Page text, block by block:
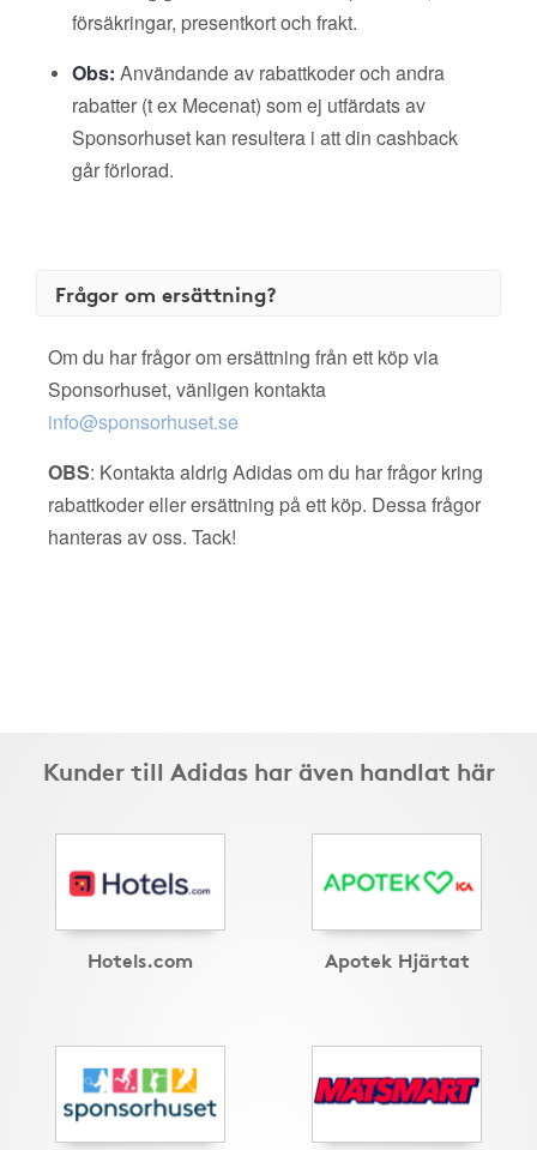
försäkringar, presentkort och frakt.
Obs: Användande av rabattkoder och andra
rabatter (t ex Mecenat) som ej utfärdats av
Sponsorhuset kan resultera i att din cashback
går förlorad.
Frågor om ersättning?
Om du har frågor om ersättning från ett köp via
Sponsorhuset, vänligen kontakta
info@sponsorhuset.se
OBS: Kontakta aldrig Adidas om du har frågor kring
rabattkoder eller ersättning på ett köp. Dessa frågor
hanteras av oss. Tack!
Kunder till Adidas har även handlat här
Hotels.com Apotek Hjärtat